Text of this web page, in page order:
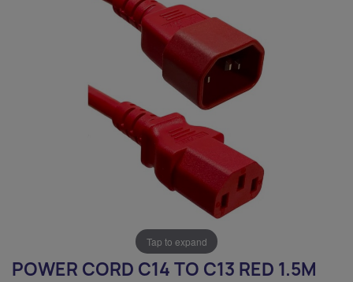
Tap to expand
POWER CORD C14 TO C13 RED 1.5M